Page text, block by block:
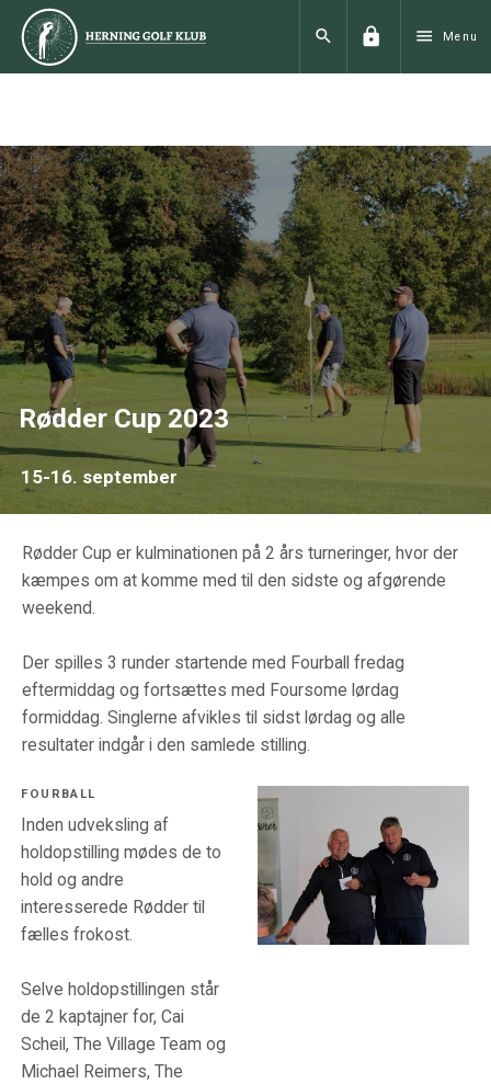
search lock menu Menu
Rødder Cup 2023
15-16. september
Rødder Cup er kulminationen på 2 års turneringer, hvor der
kæmpes om at komme med til den sidste og afgørende
weekend.
Der spilles 3 runder startende med Fourball fredag
eftermiddag og fortsættes med Foursome lørdag
formiddag. Singlerne afvikles til sidst lørdag og alle
resultater indgår i den samlede stilling.
FOURBALL
Inden udveksling af
holdopstilling mødes de to
hold og andre
interesserede Rødder til
fælles frokost.
Selve holdopstillingen står
de 2 kaptajner for, Cai
Scheil, The Village Team og
Michael Reimers, The